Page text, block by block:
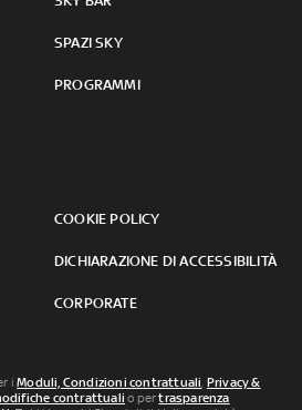
SPAZI SKY
PROGRAMMI
COOKIE POLICY
DICHIARAZIONE DI ACCESSIBILITÀ
CORPORATE
iModuli, Condizioni contrattuali Privacy &
contrattuali o pertrasparenza